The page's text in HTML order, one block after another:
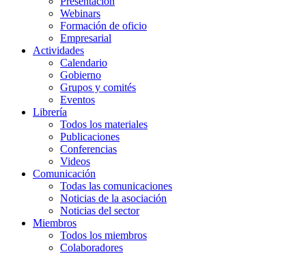
Webinars
Formación de oficio
Empresarial
Actividades
Calendario
Gobierno
Grupos y comités
Eventos
Librería
Todos los materiales
Publicaciones
Conferencias
Videos
Comunicación
Todas las comunicaciones
Noticias de la asociación
Noticias del sector
Miembros
Todos los miembros
Colaboradores